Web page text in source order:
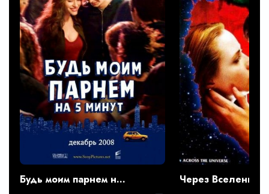
Будь моим парнем на пять минут Через Вселенную